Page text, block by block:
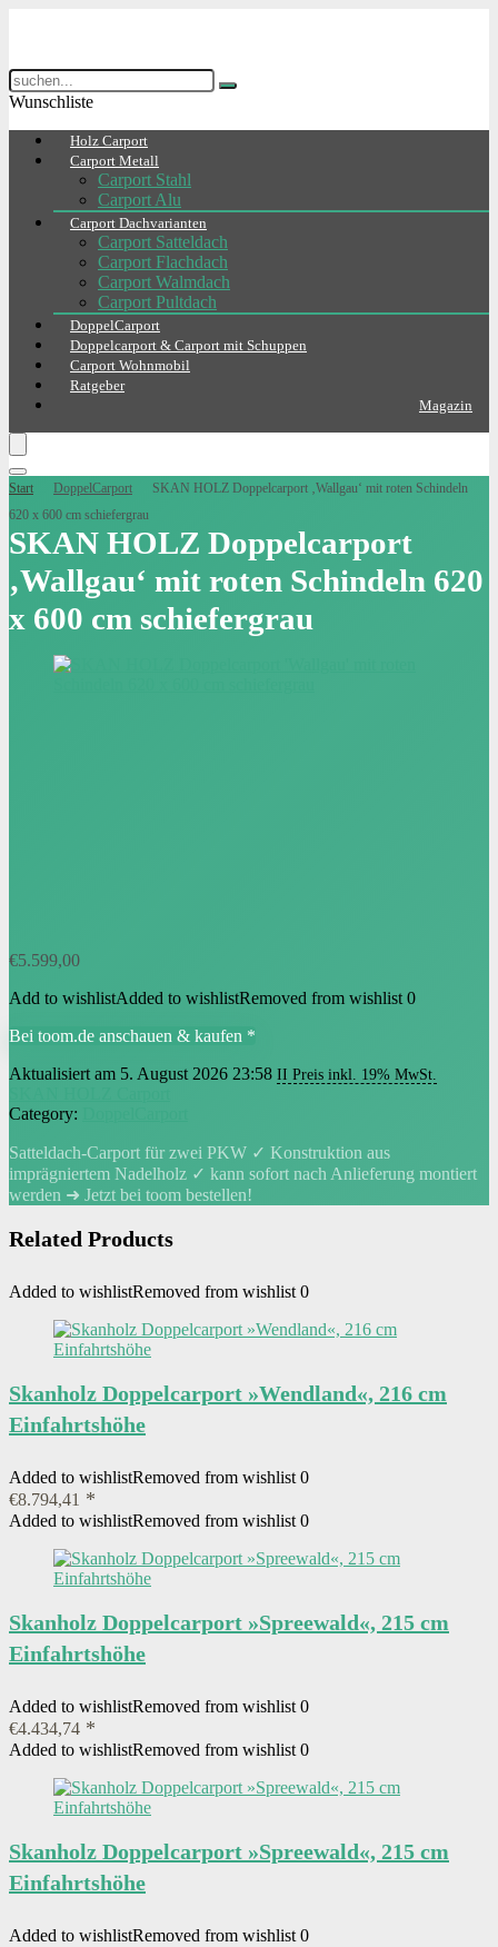
Wunschliste
Holz Carport
Carport Metall
Carport Stahl
Carport Alu
Carport Dachvarianten
Carport Satteldach
Carport Flachdach
Carport Walmdach
Carport Pultdach
DoppelCarport
Doppelcarport & Carport mit Schuppen
Carport Wohnmobil
Ratgeber
Magazin
Start DoppelCarport
SKAN HOLZ Doppelcarport ‚Wallgau‘ mit roten Schindeln
620 x 600 cm schiefergrau
SKAN HOLZ Doppelcarport
‚Wallgau‘ mit roten Schindeln 620
x 600 cm schiefergrau
€5.599,00
Add to wishlistAdded to wishlistRemoved from wishlist 0
Bei toom.de anschauen & kaufen *
Aktualisiert am 5. August 2026 23:58 II Preis inkl. 19% MwSt.
Category:
Satteldach-Carport für zwei PKW ✓ Konstruktion aus
imprägniertem Nadelholz ✓ kann sofort nach Anlieferung montiert
werden ➜ Jetzt bei toom bestellen!
Related Products
Added to wishlistRemoved from wishlist 0
Skanholz Doppelcarport »Wendland«, 216 cm
Einfahrtshöhe
Added to wishlistRemoved from wishlist 0
€8.794,41
Added to wishlistRemoved from wishlist 0
Skanholz Doppelcarport »Spreewald«, 215 cm
Einfahrtshöhe
Added to wishlistRemoved from wishlist 0
€4.434,74
Added to wishlistRemoved from wishlist 0
Skanholz Doppelcarport »Spreewald«, 215 cm
Einfahrtshöhe
Added to wishlistRemoved from wishlist 0